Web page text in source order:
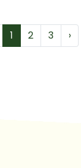
1 2 3 ›